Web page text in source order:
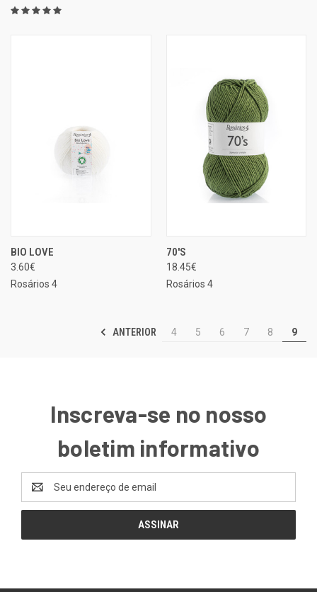
BIO LOVE
3.60€
Rosários 4
70'S
18.45€
Rosários 4
ANTERIOR 4 5 6 7 8 9
Inscreva-se no nosso
boletim informativo
de
email